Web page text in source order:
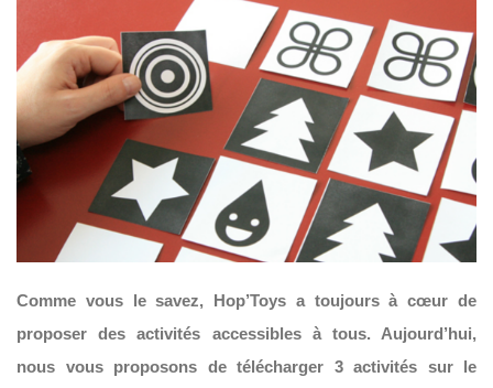
Comme vous le savez, Hop’Toys a toujours à cœur de
proposer des activités accessibles à tous. Aujourd’hui,
nous vous proposons de télécharger 3 activités sur le